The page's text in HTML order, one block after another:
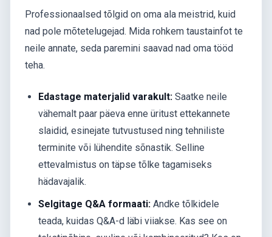
Professionaalsed tõlgid on oma ala meistrid, kuid
nad pole mõtetelugejad. Mida rohkem taustainfot te
neile annate, seda paremini saavad nad oma tööd
teha.
Edastage materjalid varakult: Saatke neile
vähemalt paar päeva enne üritust ettekannete
slaidid, esinejate tutvustused ning tehniliste
terminite või lühendite sõnastik. Selline
ettevalmistus on täpse tõlke tagamiseks
hädavajalik.
Selgitage Q&A formaati: Andke tõlkidele
teada, kuidas Q&A-d läbi viiakse. Kas see on